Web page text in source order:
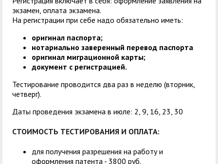
экзамен, оплата экзамена.
На регистрации при себе надо обязательно иметь:
оригинал паспорта;
нотариально заверенный перевод паспорта
оригинал миграционной карты;
документ с регистрацией.
Тестирование проводится два раз в неделю (вторник,
четверг).
Даты проведения экзамена в июле: 2, 9, 16, 23, 30
СТОИМОСТЬ ТЕСТИРОВАНИЯ И ОПЛАТА:
для получения разрешения на работу и
оформления патента - 3800 руб.